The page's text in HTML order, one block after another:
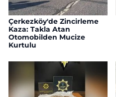
Çerkezköy'de Zincirleme
Kaza: Takla Atan
Otomobilden Mucize
Kurtulu